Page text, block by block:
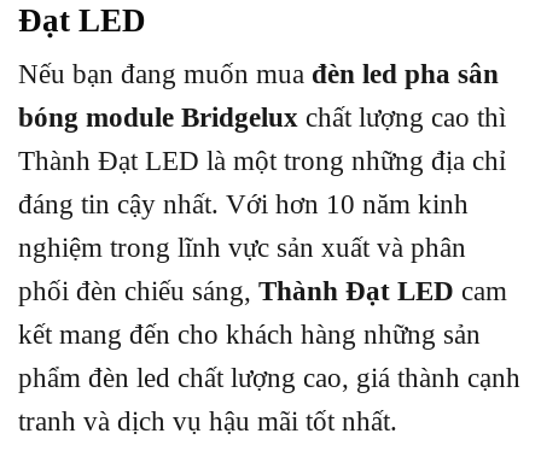
Đạt LED
Nếu bạn đang muốn mua đèn led pha sân
bóng module Bridgelux chất lượng cao thì
Thành Đạt LED là một trong những địa chỉ
đáng tin cậy nhất. Với hơn 10 năm kinh
nghiệm trong lĩnh vực sản xuất và phân
phối đèn chiếu sáng, Thành Đạt LED cam
kết mang đến cho khách hàng những sản
phẩm đèn led chất lượng cao, giá thành cạnh
tranh và dịch vụ hậu mãi tốt nhất.